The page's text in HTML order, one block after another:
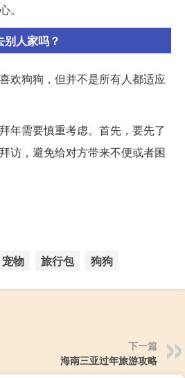
。
人家吗？
欢狗狗，但并不是所有人都适应
年需要慎重考虑。首先，要先了
访，避免给对方带来不便或者困
宠物 旅行包 狗狗
下一篇
海南三亚过年旅游攻略